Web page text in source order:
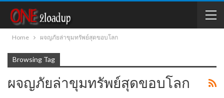
Home ผจญภัยล่าขุมทรัพย์สุดขอบโลก
Browsing Tag
ผจญภัยล่าขุมทรัพย์สุดขอบโลก